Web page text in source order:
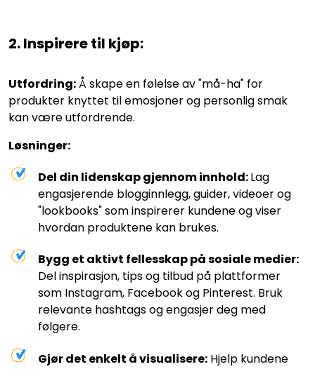
2. Inspirere til kjøp:
Utfordring:Å skape en følelse av "må-ha" for
produkter knyttet til emosjoner og personlig smak
kan være utfordrende.
Løsninger:
Del din lidenskap gjennom innhold:Lag
engasjerende blogginnlegg, guider, videoer og
"lookbooks" som inspirerer kundene og viser
hvordan produktene kan brukes.
Bygg et aktivt fellesskap på sosiale medier:
Del inspirasjon, tips og tilbud på plattformer
som Instagram, Facebook og Pinterest. Bruk
relevante hashtags og engasjer deg med
følgere.
Gjør det enkelt å visualisere: Hjelp kundene